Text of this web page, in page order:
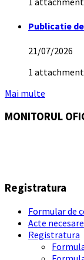
Publicatie
21/07/2026
1 attachment
Mai multe
MONITORUL
Registratura
Formular de
Acte
Registratura